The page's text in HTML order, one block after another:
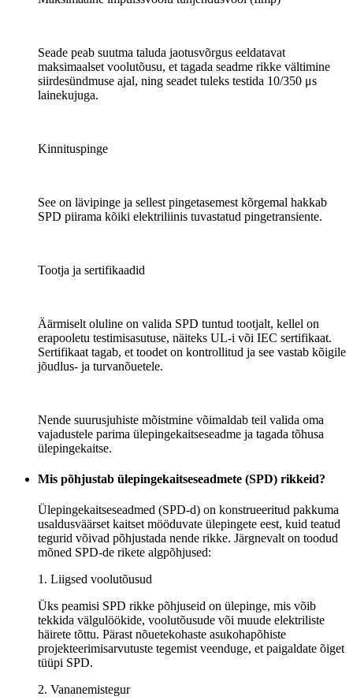
Seade peab suutma taluda jaotusvõrgus eeldatavat
maksimaalset voolutõusu, et tagada seadme rikke vältimine
siirdesündmuse ajal, ning seadet tuleks testida 10/350 μs
lainekujuga.
Kinnituspinge
See on lävipinge ja sellest pingetasemest kõrgemal hakkab
SPD piirama kõiki elektriliinis tuvastatud pingetransiente.
Tootja ja sertifikaadid
Äärmiselt oluline on valida SPD tuntud tootjalt, kellel on
erapooletu testimisasutuse, näiteks UL-i või IEC sertifikaat.
Sertifikaat tagab, et toodet on kontrollitud ja see vastab kõigile
jõudlus- ja turvanõuetele.
Nende suurusjuhiste mõistmine võimaldab teil valida oma
vajadustele parima ülepingekaitseseadme ja tagada tõhusa
ülepingekaitse.
Mis põhjustab ülepingekaitseseadmete (SPD) rikkeid?
Ülepingekaitseseadmed (SPD-d) on konstrueeritud pakkuma
usaldusväärset kaitset mööduvate ülepingete eest, kuid teatud
tegurid võivad põhjustada nende rikke. Järgnevalt on toodud
mõned SPD-de rikete algpõhjused:
1. Liigsed voolutõusud
Üks peamisi SPD rikke põhjuseid on ülepinge, mis võib
tekkida välgulöökide, voolutõusude või muude elektriliste
häirete tõttu. Pärast nõuetekohaste asukohapõhiste
projekteerimisarvutuste tegemist veenduge, et paigaldate õiget
tüüpi SPD.
2. Vananemistegur